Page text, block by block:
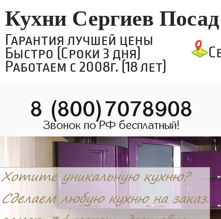
Кухни Сергиев Посад
Гарантия лучшей цены
Быстро (Сроки 3 дня)
Работаем с 2008г. (18 лет)
8 (800)7078908
Звонок по РФ бесплатный!